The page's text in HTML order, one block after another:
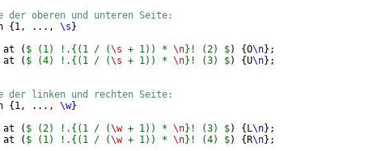
der oberen und unteren Seite:
{ 1, ..., \s }
at ( $ (1) !.{(1 / (\s + 1)) * \n}! (2) $) {O\n} ;
at ( $ (4) !.{(1 / (\s + 1)) * \n}! (3) $) {U\n} ;
der linken und rechten Seite:
{ 1, ..., \w}
at ( $ (2) !.{(1 / (\w + 1)) * \n}! (3) $) { L\n} ;
at ( $ (1) !.{(1 / (\w + 1)) * \n}! (4) $) { R\n} ;